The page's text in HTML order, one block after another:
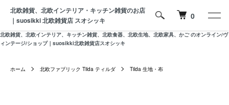
北欧雑貨、北欧インテリア、キッチン雑貨、北欧食器、北欧生地、北欧家具、かご のオンライン/ヴ
ィンテージ/ショップ｜suosikki北欧雑貨店スオシッキ
北欧雑貨、北欧インテリア・キッチン雑貨のお店
｜suosikki 北欧雑貨店 スオシッキ
0
ホーム 北欧ファブリック Tilda ティルダ Tilda 生地・布